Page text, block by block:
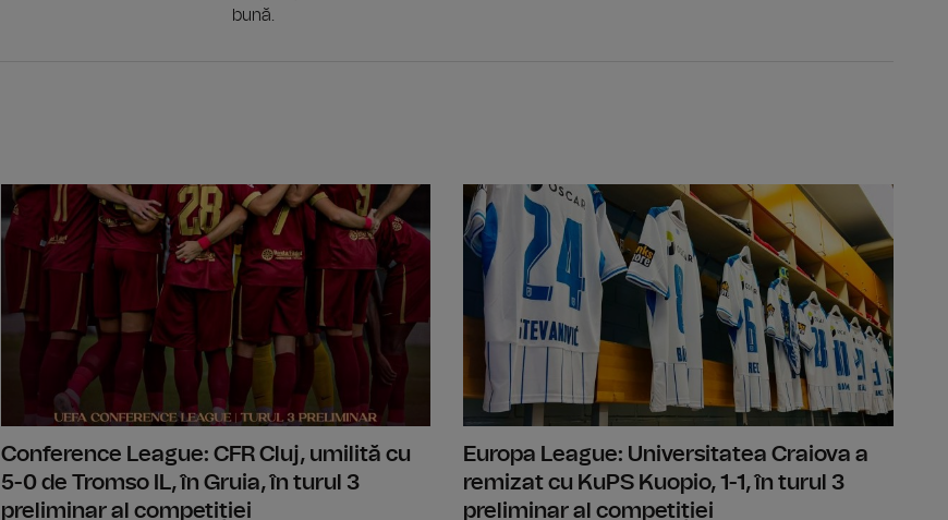
bună.
Noua lege a integrității, contestată la CCR de USR și PNL
Conference League: CFR Cluj, umilită cu
5-0 de Tromso IL, în Gruia, în turul 3
preliminar al competiției
Europa League: Universitatea Craiova a
remizat cu KuPS Kuopio, 1-1, în turul 3
preliminar al competiției